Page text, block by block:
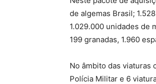
de algemas Brasil;
1.029.000 unidades de
199 granadas, 1.960
No âmbito das
Polícia Militar e 6